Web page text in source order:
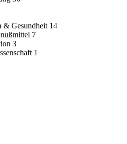
& Gesundheit 14
7
3
1